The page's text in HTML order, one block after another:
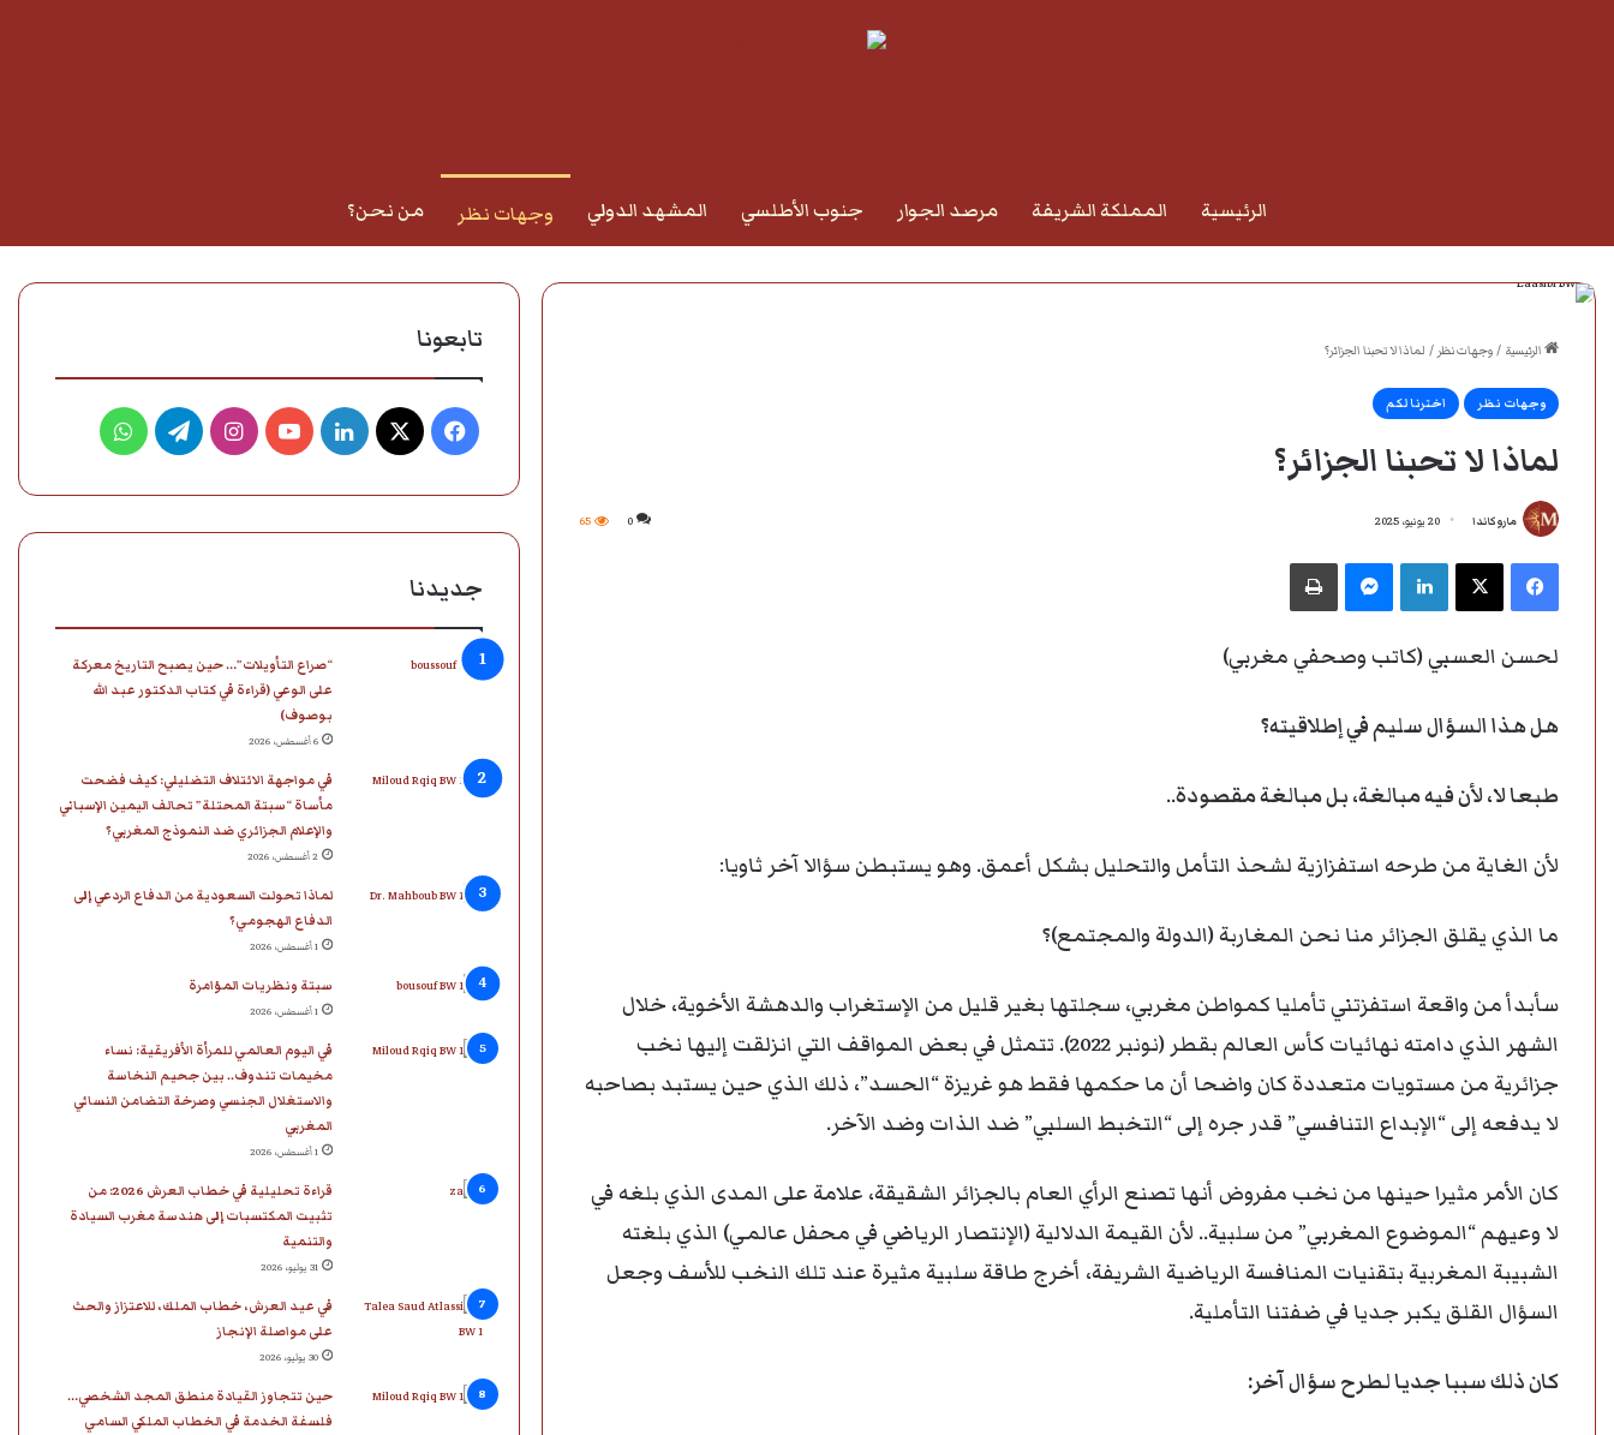
الرئيسية المملكة الشريفة مرصد الجوار جنوب الأطلسي المشهد الدولي وجهات نظر من نحن؟
الرئيسية /وجهات نظر / لماذا لا تحبنا الجزائر؟
وجهات نظر اخترنا لكم
لماذا لا تحبنا الجزائر؟
ماروكاندا 20 يونيو، 2025 0
65
فيسبوك ‫X لينكدإن ماسنجر طباعة
لحسن العسبي (كاتب وصحفي مغربي)
هل هذا السؤال سليم في إطلاقيته؟
طبعا لا، لأن فيه مبالغة، بل مبالغة مقصودة..
لأن الغاية من طرحه استفزازية لشحذ التأمل والتحليل بشكل أعمق. وهو يستبطن سؤالا آخر ثاويا:
ما الذي يقلق الجزائر منا نحن المغاربة (الدولة والمجتمع)؟
سأبدأ من واقعة استفزتني تأمليا كمواطن مغربي، سجلتها بغير قليل من الإستغراب والدهشة الأخوية، خلال
الشهر الذي دامته نهائيات كأس العالم بقطر (نونبر 2022). تتمثل في بعض المواقف التي انزلقت إليها نخب
جزائرية من مستويات متعددة كان واضحا أن ما حكمها فقط هو غريزة “الحسد”، ذلك الذي حين يستبد بصاحبه
لا يدفعه إلى “الإبداع التنافسي” قدر جره إلى “التخبط السلبي” ضد الذات وضد الآخر.
كان الأمر مثيرا حينها من نخب مفروض أنها تصنع الرأي العام بالجزائر الشقيقة، علامة على المدى الذي بلغه في
لا وعيهم “الموضوع المغربي” من سلبية.. لأن القيمة الدلالية (الإنتصار الرياضي في محفل عالمي) الذي بلغته
الشبيبة المغربية بتقنيات المنافسة الرياضية الشريفة، أخرج طاقة سلبية مثيرة عند تلك النخب للأسف وجعل
السؤال القلق يكبر جديا في ضفتنا التأملية.
كان ذلك سببا جديا لطرح سؤال آخر:
تابعونا
فيسبوك لينكدإن‫YouTubeانستقرامتيلقرامواتساب
جديدنا
“صراع التأويلات”… حين يصبح التاريخ معركة
على الوعي (قراءة في كتاب الدكتور عبد الله
بوصوف)
6 أغسطس، 2026
في مواجهة الائتلاف التضليلي: كيف فضحت
مأساة “سبتة المحتلة” تحالف اليمين الإسباني
والإعلام الجزائري ضد النموذج المغربي؟
2 أغسطس، 2026
لماذا تحولت السعودية من الدفاع الردعي إلى
الدفاع الهجومي؟
1 أغسطس، 2026
سبتة ونظريات المؤامرة
1 أغسطس، 2026
في اليوم العالمي للمرأة الأفريقية: نساء
مخيمات تندوف.. بين جحيم النخاسة
والاستغلال الجنسي وصرخة التضامن النسائي
المغربي
1 أغسطس، 2026
قراءة تحليلية في خطاب العرش 2026: من
تثبيت المكتسبات إلى هندسة مغرب السيادة
والتنمية
31 يوليو، 2026
في عيد العرش، خطاب الملك، للاعتزاز والحث
على مواصلة الإنجاز
30 يوليو، 2026
حين تتجاوز القيادة منطق المجد الشخصي…
فلسفة الخدمة في الخطاب الملكي السامي